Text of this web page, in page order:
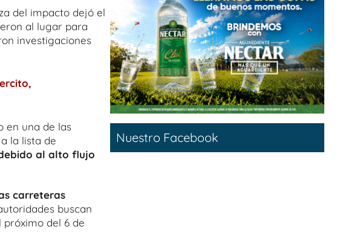
del impacto dejó el
al lugar para
investigaciones
en una de las
la lista de
al alto flujo
carreteras
buscan
del 6 de
Nuestro Facebook